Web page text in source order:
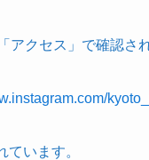
クセス」で確認さ
います。